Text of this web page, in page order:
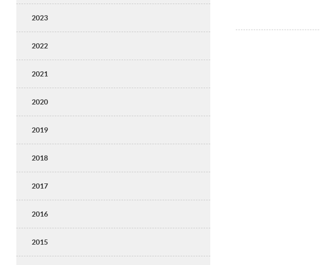
2023
2022
2021
2020
2019
2018
2017
2016
2015